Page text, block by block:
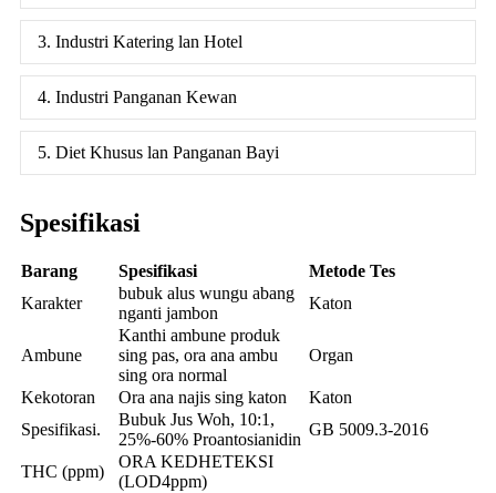
3. Industri Katering lan Hotel
4. Industri Panganan Kewan
5. Diet Khusus lan Panganan Bayi
Spesifikasi
Barang Spesifikasi
Metode Tes
Karakter
bubuk alus wungu abang
nganti jambon
Katon
Ambune
Kanthi ambune produk
sing pas, ora ana ambu
sing ora normal
Organ
Kekotoran Ora ana najis sing katon
Katon
Spesifikasi.
Bubuk Jus Woh, 10:1,
25%-60% Proantosianidin
GB 5009.3-2016
THC (ppm)
ORA KEDHETEKSI
(LOD4ppm)